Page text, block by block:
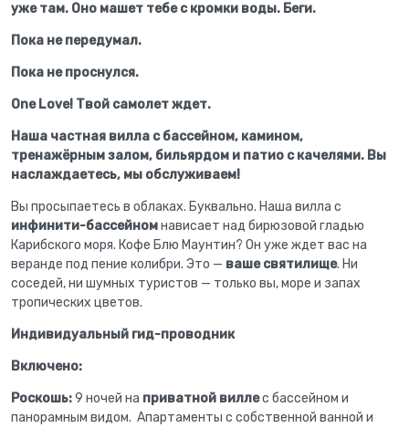
уже там. Оно машет тебе с кромки воды. Беги.
Пока не передумал.
Пока не проснулся.
One Love! Твой самолет ждет.
Наша частная вилла с бассейном, камином,
тренажёрным залом, бильярдом и патио с качелями. Вы
наслаждаетесь, мы обслуживаем!
Вы просыпаетесь в облаках. Буквально. Наша вилла с
инфинити-бассейномнависает над бирюзовой гладью
Карибского моря. Кофе Блю Маунтин? Он уже ждет вас на
веранде под пение колибри. Это — ваше святилище. Ни
соседей, ни шумных туристов — только вы, море и запах
тропических цветов.
Индивидуальный гид-проводник
Включено:
Роскошь:9 ночей на приватной виллес бассейном и
панорамным видом. Апартаменты с собственной ванной и